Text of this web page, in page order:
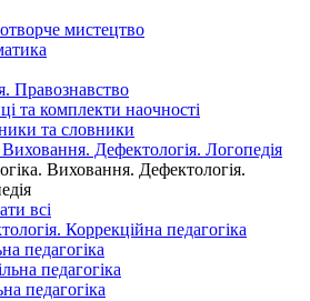
мистецтво
Правознавство
та комплекти наочності
та словники
Виховання. Дефектологія. Логопедія
Виховання. Дефектологія.
всі
Коррекційна педагогіка
педагогіка
педагогіка
педагогіка